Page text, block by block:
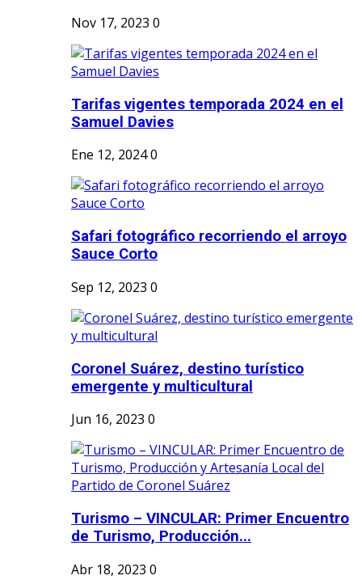
Nov 17, 2023 0
Tarifas vigentes temporada 2024 en el
Samuel Davies
Ene 12, 20240
Safari fotográfico recorriendo el arroyo
Sauce Corto
Sep 12, 2023 0
Coronel Suárez, destino turístico
emergente y multicultural
Jun 16, 2023 0
Turismo – VINCULAR: Primer Encuentro
de Turismo, Producción...
Abr 18, 2023 0